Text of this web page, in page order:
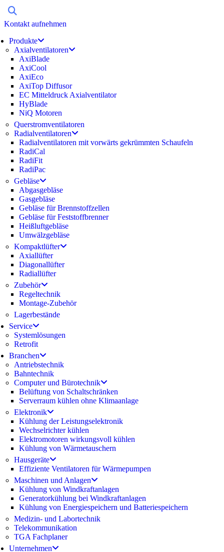
Kontakt aufnehmen
Produkte
Axialventilatoren
AxiBlade
AxiCool
AxiEco
AxiTop Diffusor
EC Mitteldruck Axialventilator
HyBlade
NiQ Motoren
Querstromventilatoren
Radialventilatoren
Radialventilatoren mit vorwärts gekrümmten Schaufeln
RadiCal
RadiFit
RadiPac
Gebläse
Abgasgebläse
Gasgebläse
Gebläse für Brennstoffzellen
Gebläse für Feststoffbrenner
Heißluftgebläse
Umwälzgebläse
Kompaktlüfter
Axiallüfter
Diagonallüfter
Radiallüfter
Zubehör
Regeltechnik
Montage-Zubehör
Lagerbestände
Service
Systemlösungen
Retrofit
Branchen
Antriebstechnik
Bahntechnik
Computer und Bürotechnik
Belüftung von Schaltschränken
Serverraum kühlen ohne Klimaanlage
Elektronik
Kühlung der Leistungselektronik
Wechselrichter kühlen
Elektromotoren wirkungsvoll kühlen
Kühlung von Wärmetauschern
Hausgeräte
Effiziente Ventilatoren für Wärmepumpen
Maschinen und Anlagen
Kühlung von Windkraftanlagen
Generatorkühlung bei Windkraftanlagen
Kühlung von Energiespeichern und Batteriespeichern
Medizin- und Labortechnik
Telekommunikation
TGA Fachplaner
Unternehmen